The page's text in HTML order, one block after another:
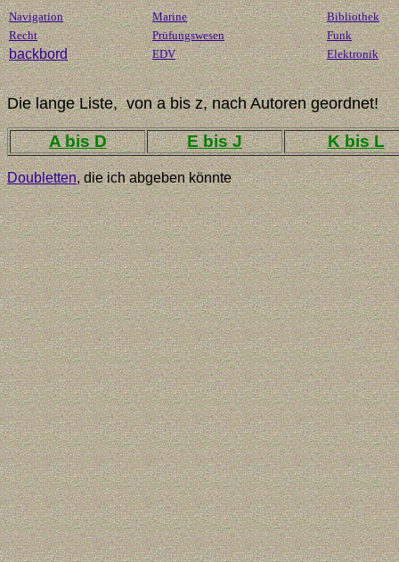
Navigation Marine
Bibliothek
Recht
Prüfungswesen Funk
backbord EDV Elektronik
Die lange Liste, von a bis z, nach Autoren geordnet!
A bis D E bis J K bis L
Doubletten, die ich abgeben könnte